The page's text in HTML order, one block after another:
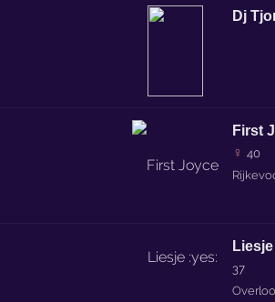
Dj
First
♀ 40
Liesje
37